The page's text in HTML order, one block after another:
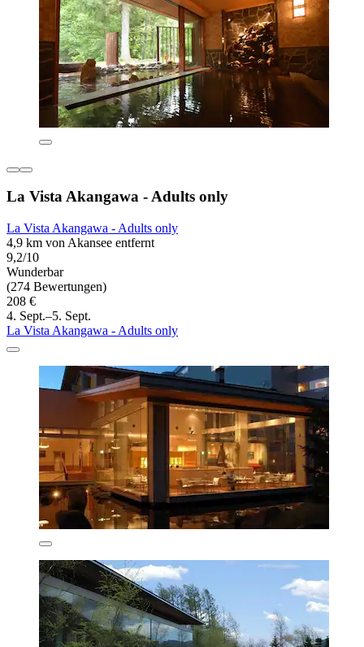
La Vista Akangawa - Adults only
La Vista Akangawa - Adults only
4,9 km von Akansee entfernt
9,2/10
Wunderbar
(274 Bewertungen)
208 €
4. Sept.–5. Sept.
La Vista Akangawa - Adults only